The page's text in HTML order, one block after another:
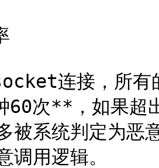
连接，所有
次**，如果超
被系统判定为
调用逻辑。